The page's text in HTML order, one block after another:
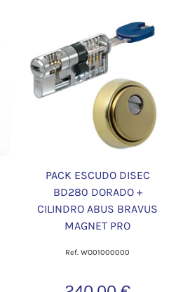
PACK ESCUDO DISEC
BD280 DORADO +
CILINDRO ABUS BRAVUS
MAGNET PRO
Ref. WO01000000